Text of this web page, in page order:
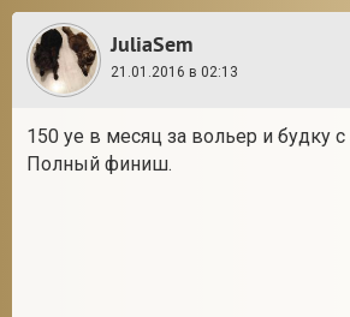
JuliaSem
21.01.2016 в 02:13
150 уе в месяц за вольер и будку с
Полный финиш.